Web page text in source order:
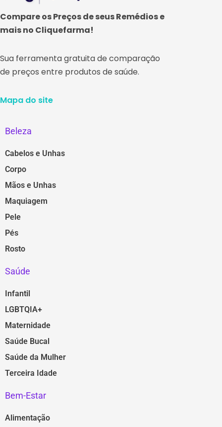
Compare os Preços de seus Remédios e
mais no Cliquefarma!
Sua ferramenta gratuita de comparação
de preços entre produtos de saúde.
Mapa do site
Beleza
Cabelos e Unhas
Corpo
Mãos e Unhas
Maquiagem
Pele
Pés
Rosto
Saúde
Infantil
LGBTQIA+
Maternidade
Saúde Bucal
Saúde da Mulher
Terceira Idade
Bem-Estar
Alimentação